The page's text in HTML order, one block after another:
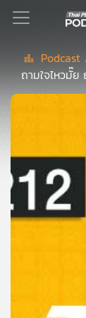
Podcast
ลิ
สต์
แนะนำ
Podcast
ถามใจไหวมั๊ย